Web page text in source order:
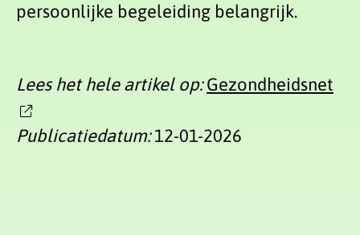
persoonlijke begeleiding belangrijk.
Lees het hele artikel op: Gezondheidsnet
Publicatiedatum:12-01-2026